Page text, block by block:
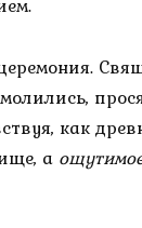
как
а